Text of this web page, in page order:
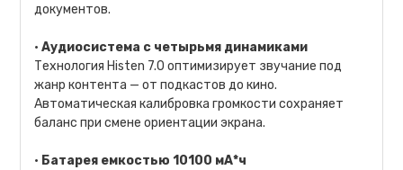
документов.
•Аудиосистема с четырьмя динамиками
Технология Histen 7.0 оптимизирует звучание под
жанр контента — от подкастов до кино.
Автоматическая калибровка громкости сохраняет
баланс при смене ориентации экрана.
• Батарея емкостью 10100 мА*ч